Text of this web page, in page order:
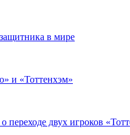
в мире
и «Тоттенхэм»
переходе двух игроков